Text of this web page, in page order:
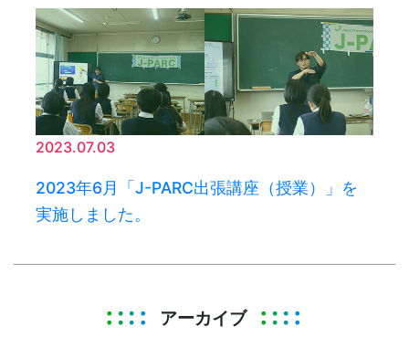
2023.07.03
2023年6月「J-PARC出張講座（授業）」を
実施しました。
アーカイブ